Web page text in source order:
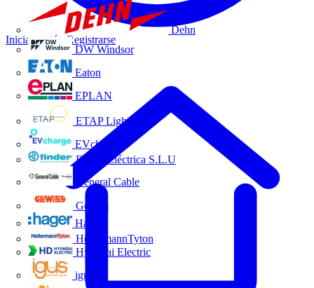
Dehn
DW Windsor
Eaton
EPLAN
ETAP Lighting
EVcharge
Finder Eléctrica S.L.U
General Cable
Gewiss
Hager
HellermannTyton
Hyundai Electric
igus
Iniciar sesión Registrarse